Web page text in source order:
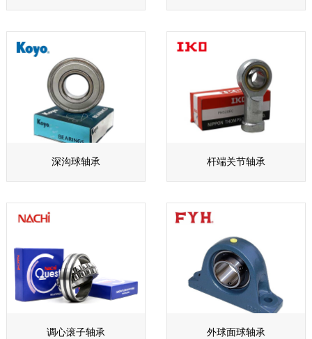
深沟球轴承 杆端关节轴承
调心滚子轴承 外球面球轴承